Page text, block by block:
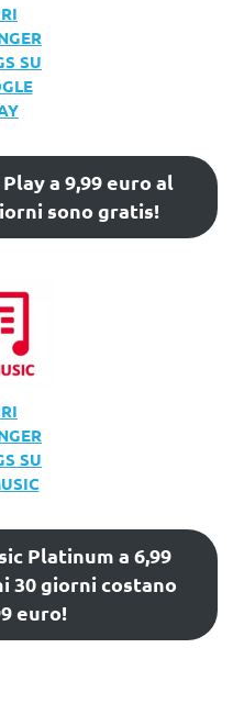
SU
a 9,99 euro al
sono gratis!
SU
Platinum a 6,99
30 giorni costano
euro!